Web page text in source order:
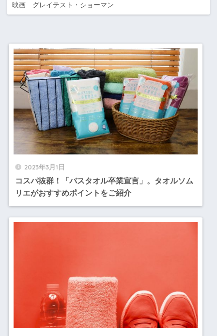
映画 グレイテスト・ショーマン
2023年3月1日
コスパ抜群！「バスタオル卒業宣言」。タオルソム
リエがおすすめポイントをご紹介